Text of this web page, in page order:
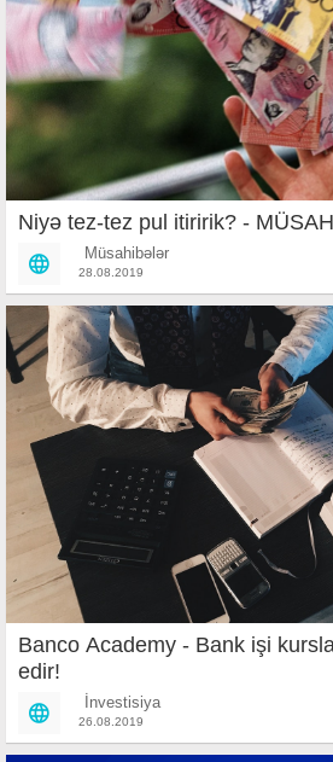
Niyə tez-tez pul itiririk? -
Müsahibələr
28.08.2019
Banco Academy - Bank işi
edir!
İnvestisiya
26.08.2019